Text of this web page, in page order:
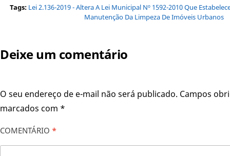
Tags: Lei 2.136-2019 - Altera A Lei Municipal Nº 1592-2010 Que
Manutenção Da Limpeza De Imóveis Urbanos
Deixe um comentário
O seu endereço de e-mail não será publicado. Campos
marcados com *
COMENTÁRIO *